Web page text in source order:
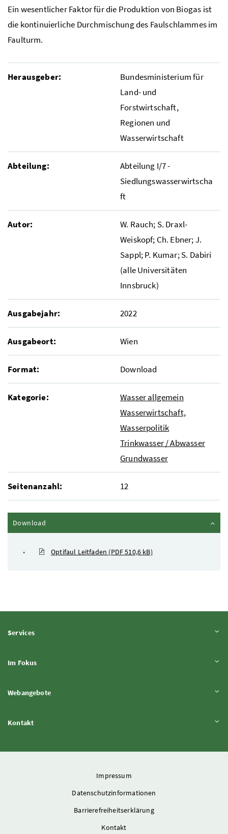
Ein wesentlicher Faktor für die Produktion von Biogas ist
die kontinuierliche Durchmischung des Faulschlammes im
Faulturm.
Herausgeber:
Bundesministerium für
Land- und
Forstwirtschaft,
Regionen und
Wasserwirtschaft
Abteilung:
Abteilung I/7 -
Siedlungswasserwirtscha
ft
Autor:
W. Rauch; S. Draxl-
Weiskopf; Ch. Ebner; J.
Sappl; P. Kumar; S. Dabiri
(alle Universitäten
Innsbruck)
Ausgabejahr: 2022
Ausgabeort: Wien
Format: Download
Kategorie:
Wasser allgemein
Wasserwirtschaft,
Wasserpolitik
Trinkwasser / Abwasser
Grundwasser
Seitenanzahl: 12
Download
Optifaul Leitfaden (PDF 510,6 kB)
ServicesInhalt aufklappen
Im FokusInhalt aufklappen
WebangeboteInhalt aufklappen
KontaktInhalt aufklappen
Impressum
Datenschutzinformationen
Barrierefreiheitserklärung
Kontakt